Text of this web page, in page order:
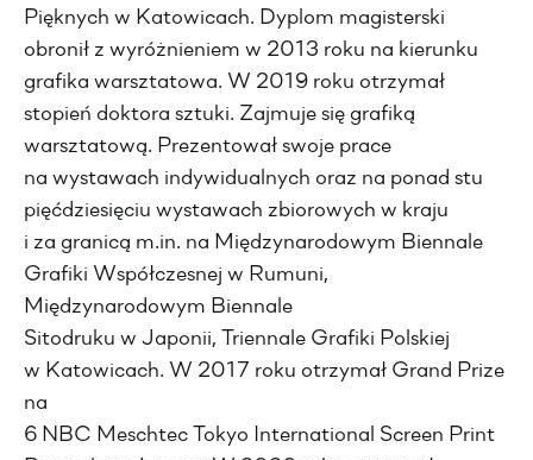
Pięknych w Katowicach. Dyplom magisterski
obronił z wyróżnieniem w 2013 roku na kierunku
grafika warsztatowa. W 2019 roku otrzymał
stopień doktora sztuki. Zajmuje się grafiką
warsztatową. Prezentował swoje prace
na wystawach indywidualnych oraz na ponad stu
pięćdziesięciu wystawach zbiorowych w kraju
i za granicą m.in. na Międzynarodowym Biennale
Grafiki Współczesnej w Rumuni,
Międzynarodowym Biennale
Sitodruku w Japonii, Triennale Grafiki Polskiej
w Katowicach. W 2017 roku otrzymał Grand Prize
na
6 NBC Meschtec Tokyo International Screen Print